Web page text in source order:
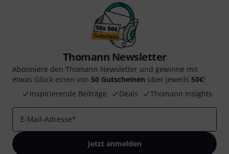
Thomann Newsletter
Abonniere den Thomann Newsletter und gewinne mit
etwas Glück einen von 50 Gutscheinen über jeweils 50€!
Inspirierende Beiträge
Deals Thomann Insights
E-Mail-Adresse*
Jetzt anmelden